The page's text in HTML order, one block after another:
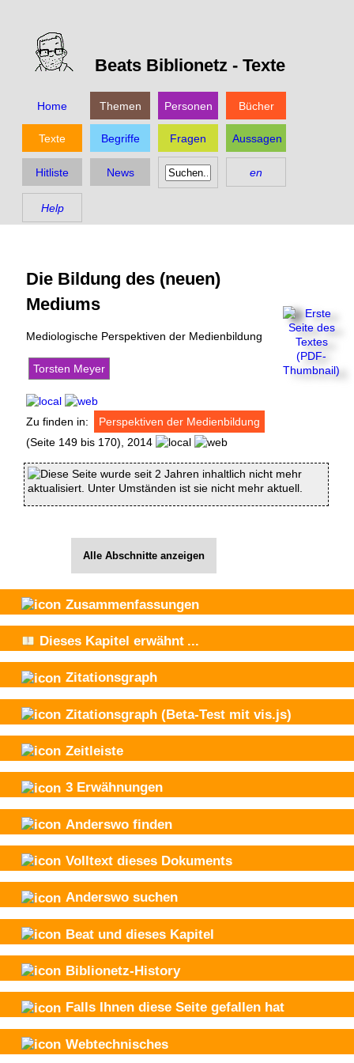
Beats Biblionetz - Texte
Home Themen Personen Bücher
Texte Begriffe Fragen Aussagen
Hitliste News en
Help
Die Bildung des (neuen)
Mediums
Mediologische Perspektiven der Medienbildung
Torsten Meyer
Zu finden in:
Perspektiven der Medienbildung
(Seite 149 bis 170), 2014
Diese Seite wurde seit 2 Jahren inhaltlich nicht mehr
aktualisiert. Unter Umständen ist sie nicht mehr aktuell.
Alle Abschnitte anzeigen
Zusammenfassungen
Dieses Kapitel erwähnt ...
Zitationsgraph
Zitationsgraph (Beta-Test mit vis.js)
Zeitleiste
3 Erwähnungen
Anderswo finden
Volltext dieses Dokuments
Anderswo suchen
Beat und dieses Kapitel
Biblionetz-History
Falls Ihnen diese Seite gefallen hat
Webtechnisches